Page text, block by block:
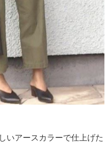
いアースカラーで仕上げた